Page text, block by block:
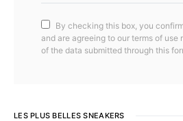
By checking this box, you
and are agreeing to our terms of use
of the data submitted through this
LES PLUS BELLES SNEAKERS